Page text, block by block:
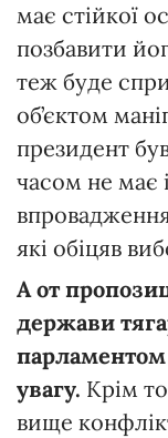
має стійкої
позбавити
теж буде
об’єктом
президент
часом не має
які обіцяв
А от
держави
парламентом
увагу. Крім
вище